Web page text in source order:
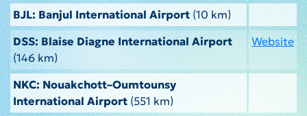
BJL: Banjul International Airport (10 km)
DSS: Blaise Diagne International Airport
(146 km)
Website
NKC: Nouakchott–Oumtounsy
International Airport (551 km)